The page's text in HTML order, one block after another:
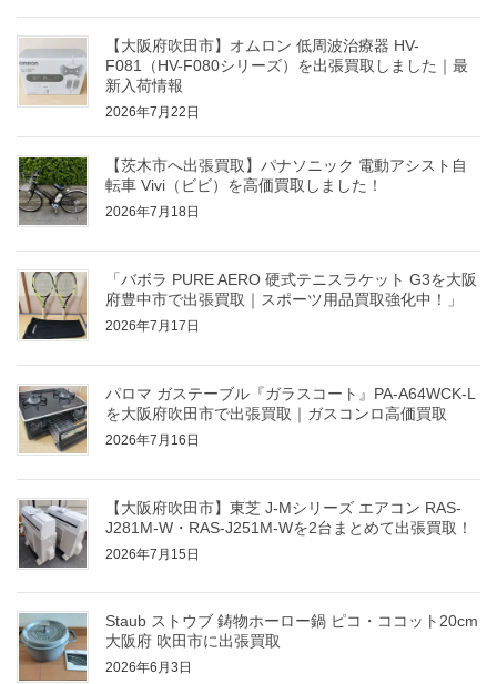
【大阪府吹田市】オムロン 低周波治療器 HV-
F081（HV-F080シリーズ）を出張買取しました｜最
新入荷情報
2026年7月22日
【茨木市へ出張買取】パナソニック 電動アシスト自
転車 Vivi（ビビ）を高価買取しました！
2026年7月18日
「バボラ PURE AERO 硬式テニスラケット G3を大阪
府豊中市で出張買取｜スポーツ用品買取強化中！」
2026年7月17日
パロマ ガステーブル『ガラスコート』PA-A64WCK-L
を大阪府吹田市で出張買取｜ガスコンロ高価買取
2026年7月16日
【大阪府吹田市】東芝 J-Mシリーズ エアコン RAS-
J281M-W・RAS-J251M-Wを2台まとめて出張買取！
2026年7月15日
Staub ストウブ 鋳物ホーロー鍋 ピコ・ココット20cm
大阪府 吹田市に出張買取
2026年6月3日